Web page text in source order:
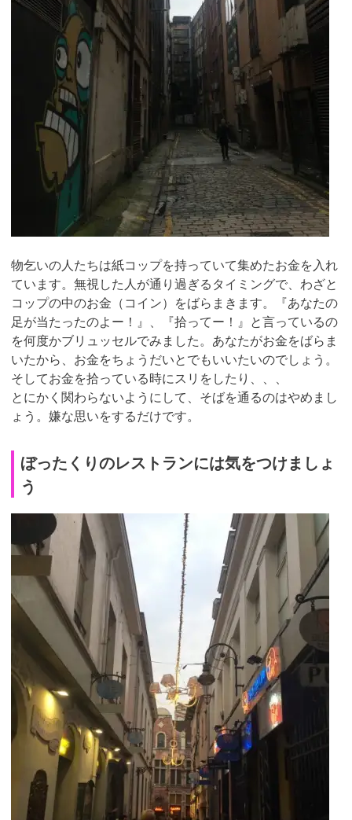
物乞いの人たちは紙コップを持っていて集めたお金を入れ
ています。無視した人が通り過ぎるタイミングで、わざと
コップの中のお金（コイン）をばらまきます。『あなたの
足が当たったのよー！』、『拾ってー！』と言っているの
を何度かブリュッセルでみました。あなたがお金をばらま
いたから、お金をちょうだいとでもいいたいのでしょう。
そしてお金を拾っている時にスリをしたり、、、
とにかく関わらないようにして、そばを通るのはやめまし
ょう。嫌な思いをするだけです。
ぼったくりのレストランには気をつけましょ
う